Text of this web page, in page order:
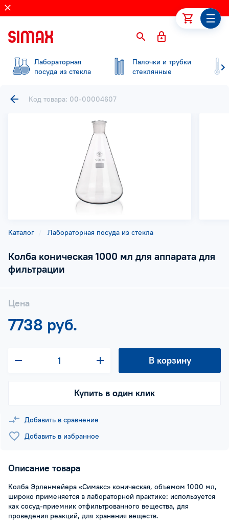
Лабораторная
посуда из стекла
Палочки и трубки
стеклянные
Каталог Лабораторная посуда из стекла
Колба коническая 1000 мл для аппарата для
фильтрации
Цена
7738 руб.
В корзину
Купить в один клик
Добавить в сравнение
Добавить в избранное
Описание товара
Колба Эрленмейера «Симакс» коническая, объемом 1000 мл,
широко применяется в лабораторной практике: используется
как сосуд-приемник отфильтрованного вещества, для
проведения реакций, для хранения веществ.
Код товара: 00-00004607